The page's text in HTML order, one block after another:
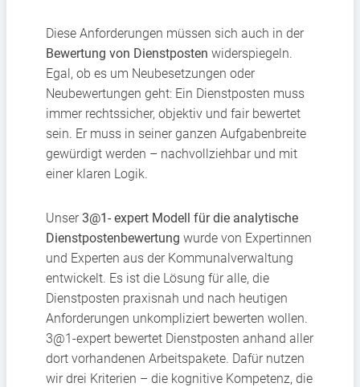
Diese Anforderungen müssen sich auch in der
Bewertung von Dienstposten widerspiegeln.
Egal, ob es um Neubesetzungen oder
Neubewertungen geht: Ein Dienstposten muss
immer rechtssicher, objektiv und fair bewertet
sein. Er muss in seiner ganzen Aufgabenbreite
gewürdigt werden – nachvollziehbar und mit
einer klaren Logik.
Unser3@1- expert Modell für die analytische
Dienstpostenbewertung wurde von Expertinnen
und Experten aus der Kommunalverwaltung
entwickelt. Es ist die Lösung für alle, die
Dienstposten praxisnah und nach heutigen
Anforderungen unkompliziert bewerten wollen.
3@1-expert bewertet Dienstposten anhand aller
dort vorhandenen Arbeitspakete. Dafür nutzen
wir drei Kriterien – die kognitive Kompetenz, die